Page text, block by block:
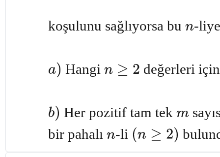
koşulunu sağlıyorsa bu n -
a) Hangi n≥2 değerleri
b) Her pozitif tam tek m
bir pahalı
n -li (n ≥ 2)